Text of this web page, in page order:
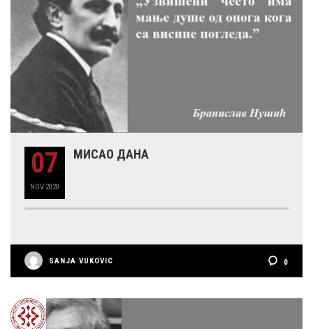
07
NOV 2020
МИСАО ДАНА
SANJA VUKOVIC 0